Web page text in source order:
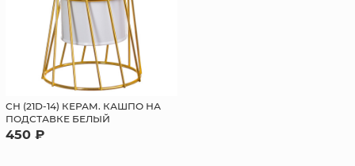
СН (21D-14) КЕРАМ. КАШПО НА
ПОДСТАВКЕ БЕЛЫЙ
450 ₽